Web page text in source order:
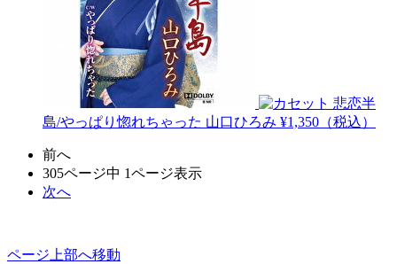
悲恋半
島/やっぱり惚れちゃった 山口ひろみ ¥1,350（税込）
前へ
305ページ中 1ページ表示
次へ
ページ上部へ移動